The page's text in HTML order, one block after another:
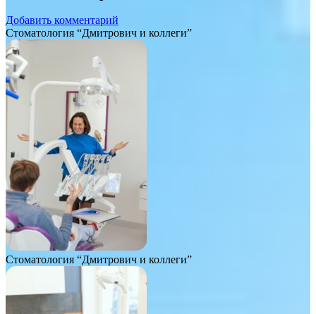
Добавить комментарий
Стоматология “Дмитрович и коллеги”
Стоматология “Дмитрович и коллеги”